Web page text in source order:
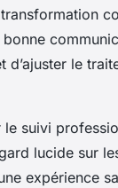
d’ajuster le
suivi
lucide sur
expérience